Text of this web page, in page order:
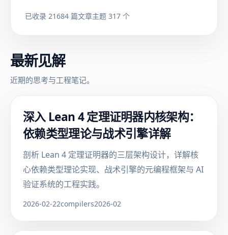
已收录 21684 篇文章主题 317 个
最新见解
近期的思考与工程笔记。
深入 Lean 4 定理证明器内核架构：
依赖类型理论与战术引擎详解
剖析 Lean 4 定理证明器的三层架构设计，详解核
心依赖类型理论实现、战术引擎的元编程框架与 AI
验证系统的工程实践。
2026-02-22compilers2026-02